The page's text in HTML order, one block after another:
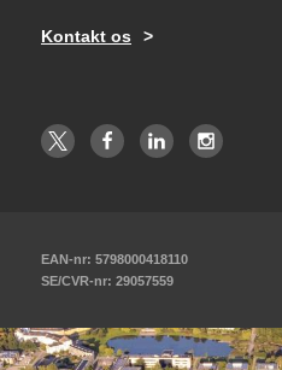
Kontakt os
EAN-nr: 5798000418110
SE/CVR-nr: 29057559